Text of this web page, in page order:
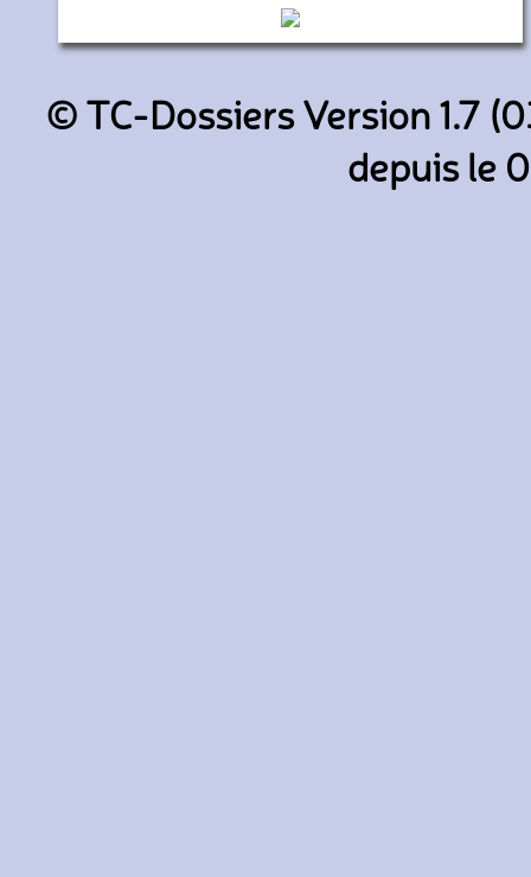
322 (Église évangélique
© TC-Dossiers Version 1.7
depuis le